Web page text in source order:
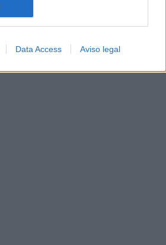
Data Access Aviso legal